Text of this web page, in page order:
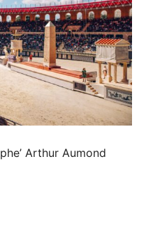
Arthur Aumond